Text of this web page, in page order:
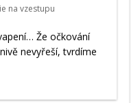
na vzestupu
Že očkování
nevyřeší, tvrdíme